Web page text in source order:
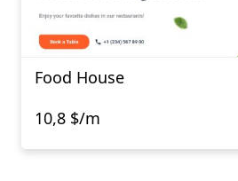
Food House
10,8 $/m